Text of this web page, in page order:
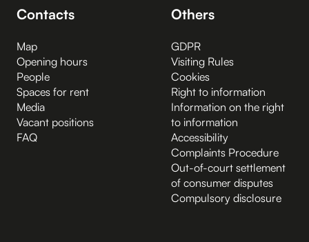
Contacts
Map
Opening hours
People
Spaces for rent
Media
Vacant positions
FAQ
Others
GDPR
Visiting Rules
Cookies
Right to information
Information on the right
to information
Accessibility
Complaints Procedure
Out-of-court settlement
of consumer disputes
Compulsory disclosure